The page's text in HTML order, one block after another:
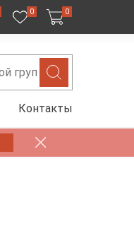
0 0
Контакты